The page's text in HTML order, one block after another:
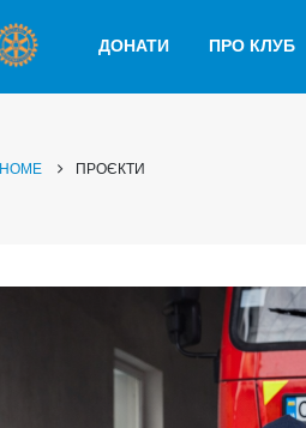
ДОНАТИ ПРО КЛУБ
HOME ПРОЄКТИ